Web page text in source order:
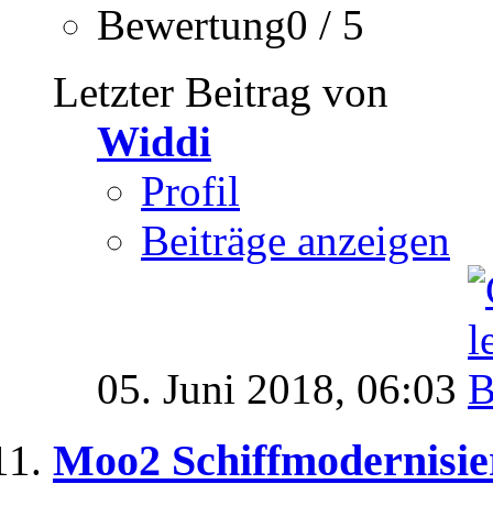
Bewertung0 / 5
Letzter Beitrag von
Widdi
Profil
Beiträge anzeigen
05. Juni 2018, 06:03
Moo2